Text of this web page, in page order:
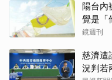
陽台
覺是「
鏡週刊
慈濟遭
況判若